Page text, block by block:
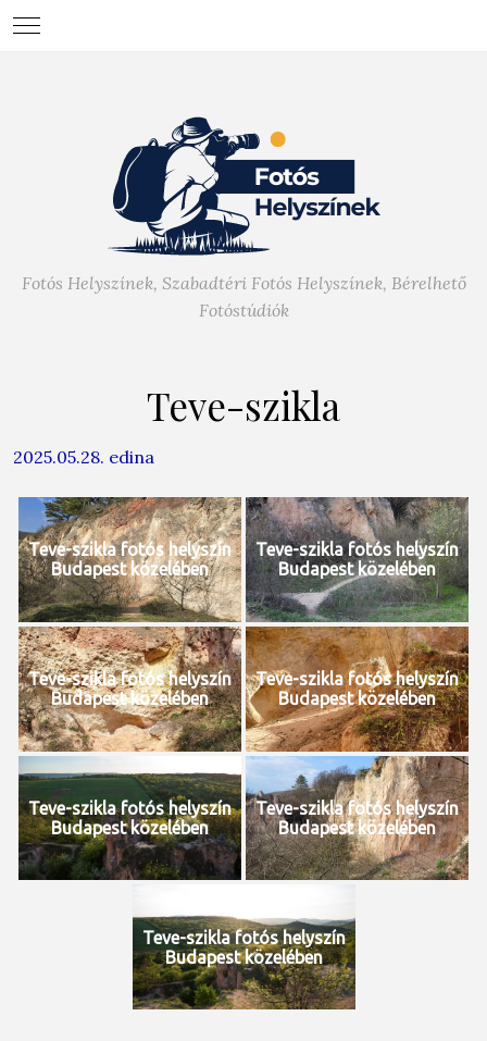
Fotós Helyszínek, Szabadtéri Fotós Helyszínek, Bérelhető
Fotóstúdiók
Teve-szikla
2025.05.28. edina
Teve-szikla fotós helyszín
Budapest közelében
Teve-szikla fotós helyszín
Budapest közelében
Teve-szikla fotós helyszín
Budapest közelében
Teve-szikla fotós helyszín
Budapest közelében
Teve-szikla fotós helyszín
Budapest közelében
Teve-szikla fotós helyszín
Budapest közelében
Teve-szikla fotós helyszín
Budapest közelében